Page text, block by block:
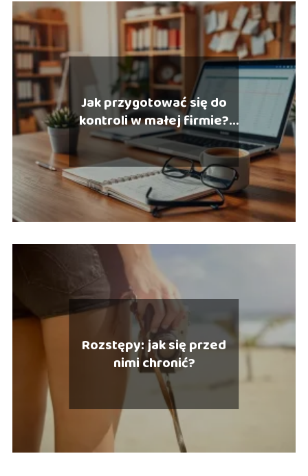
Jak przygotować się do
kontroli w małej firmie?
Praktyczne porady
Rozstępy: jak się przed
nimi chronić?